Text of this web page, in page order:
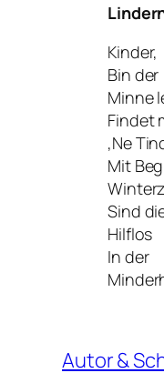
Kinder,
Bin der
Minne
Findet
‚Ne
Mit
Sind
Hilflos
In der
Autor &